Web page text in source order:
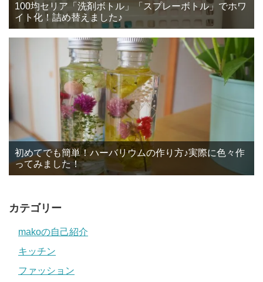
100均セリア「洗剤ボトル」「スプレーボトル」でホワ
イト化！詰め替えました♪
初めてでも簡単！ハーバリウムの作り方♪実際に色々作
ってみました！
カテゴリー
makoの自己紹介
キッチン
ファッション